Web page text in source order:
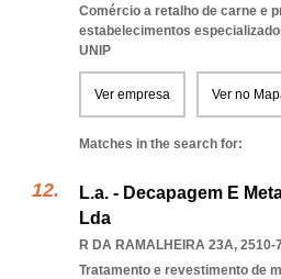
Comércio a retalho de carne e
estabelecimentos
UNIP
Ver empresa Ver no
Matches in the search for:
L.a. - Decapagem E
Lda
R DA RAMALHEIRA 23A, 2510-
Tratamento e revestimento de